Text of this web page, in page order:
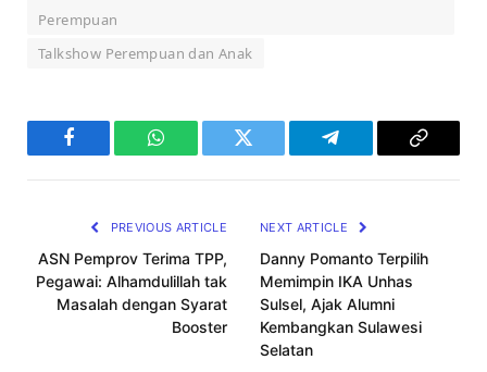
Perempuan
Talkshow Perempuan dan Anak
Facebook WhatsAppTwitter Telegram
Copy
PREVIOUS ARTICLE
ASN Pemprov Terima TPP,
Pegawai: Alhamdulillah tak
Masalah dengan Syarat
Booster
NEXT ARTICLE
Danny Pomanto Terpilih
Memimpin IKA Unhas
Sulsel, Ajak Alumni
Kembangkan Sulawesi
Selatan